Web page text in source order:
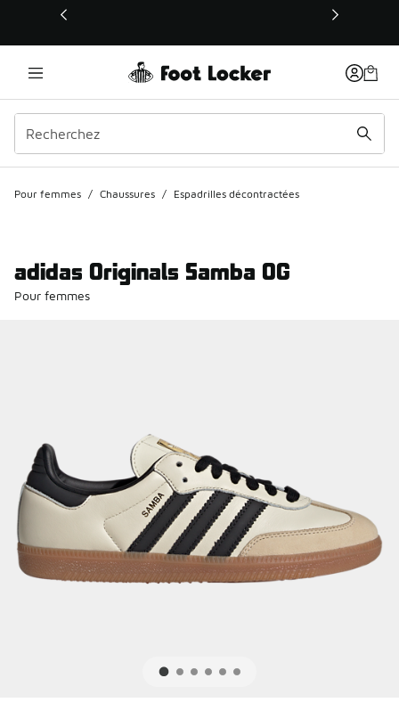
Ce lien s’ouvrira dans une nouvelle fenêtre
Pour femmes / Chaussures / Espadrilles décontractées
adidas Originals Samba OG
Pour femmes